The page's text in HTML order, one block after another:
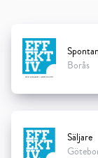
Borås
Säljare